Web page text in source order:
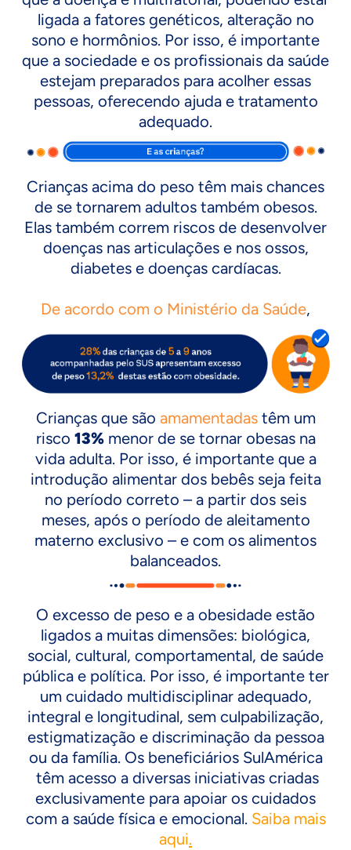
ligada a fatores genéticos, alteração no
sono e hormônios. Por isso, é importante
que a sociedade e os profissionais da saúde
estejam preparados para acolher essas
pessoas, oferecendo ajuda e tratamento
adequado.
Crianças acima do peso têm mais chances
de se tornarem adultos também obesos.
Elas também correm riscos de desenvolver
doenças nas articulações e nos ossos,
diabetes e doenças cardíacas.
De acordo com o Ministério da Saúde,
Crianças que são amamentadastêm um
risco 13%menor de se tornar obesas na
vida adulta. Por isso, é importante que a
introdução alimentar dos bebês seja feita
no período correto – a partir dos seis
meses, após o período de aleitamento
materno exclusivo – e com os alimentos
balanceados.
O excesso de peso e a obesidade estão
ligados a muitas dimensões: biológica,
social, cultural, comportamental, de saúde
pública e política. Por isso, é importante ter
um cuidado multidisciplinar adequado,
integral e longitudinal, sem culpabilização,
estigmatização e discriminação da pessoa
ou da família. Os beneficiários SulAmérica
têm acesso a diversas iniciativas criadas
exclusivamente para apoiar os cuidados
com a saúde física e emocional. Saiba mais
aqui.